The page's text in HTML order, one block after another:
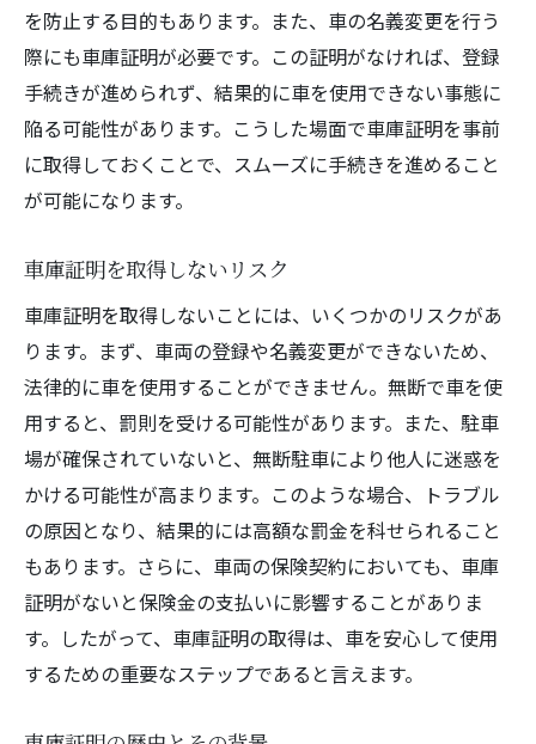
さえる
駐車場契約書の基本的な構成
契約書作成時の重要ポイント
駐車場オーナーとの交渉術
契約書に含めるべき条項
契約更新時に注意すべき事項
オンライン申請も可能？車庫証明の最新情報を
チェック
オンライン申請のメリットとデメリット
デジタル申請に必要な準備
利用可能な自治体のチェック方法
申請プロセスの詳細と注意点
ネットワークトラブルへの対策
オンライン申請後の確認方法
車庫証明取得後の手続き登録までの流れを解説
車庫証明取得後の次のステップ
を防止する目的もあります。また、車の名義変更を行う
際にも車庫証明が必要です。この証明がなければ、登録
手続きが進められず、結果的に車を使用できない事態に
陥る可能性があります。こうした場面で車庫証明を事前
に取得しておくことで、スムーズに手続きを進めること
が可能になります。
車庫証明を取得しないリスク
車庫証明を取得しないことには、いくつかのリスクがあ
ります。まず、車両の登録や名義変更ができないため、
法律的に車を使用することができません。無断で車を使
用すると、罰則を受ける可能性があります。また、駐車
場が確保されていないと、無断駐車により他人に迷惑を
かける可能性が高まります。このような場合、トラブル
の原因となり、結果的には高額な罰金を科せられること
もあります。さらに、車両の保険契約においても、車庫
証明がないと保険金の支払いに影響することがありま
す。したがって、車庫証明の取得は、車を安心して使用
するための重要なステップであると言えます。